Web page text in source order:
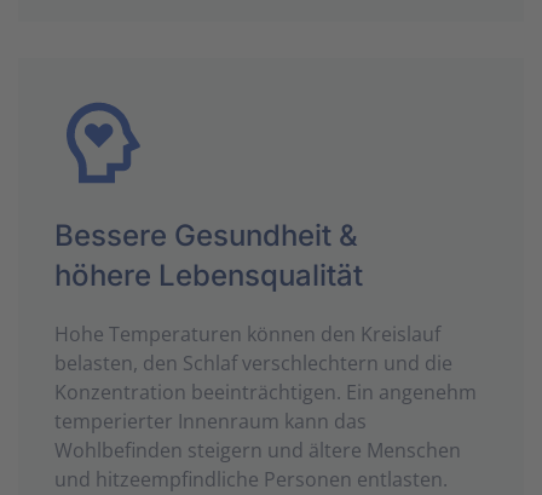
Bessere Gesundheit &
höhere Lebensqualität
Hohe Temperaturen können den Kreislauf
belasten, den Schlaf verschlechtern und die
Konzentration beeinträchtigen. Ein angenehm
temperierter Innenraum kann das
Wohlbefinden steigern und ältere Menschen
und hitzeempfindliche Personen entlasten.